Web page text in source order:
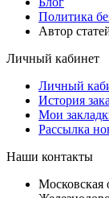
Политика
Автор
Личный кабинет
Личный
История
Мои
Рассылка
Наши контакты
Московская